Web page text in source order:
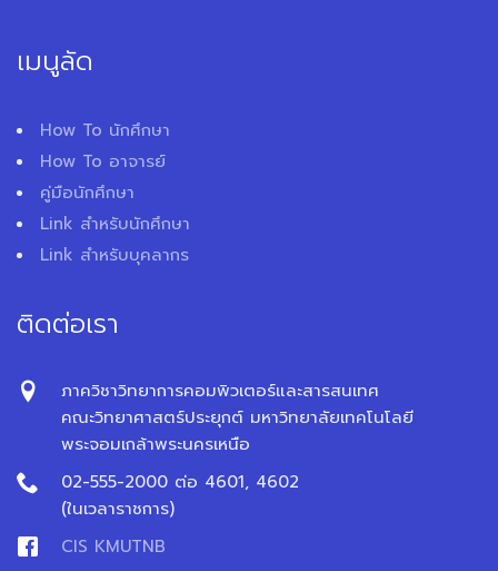
เมนูลัด
How To นักศึกษา
How To อาจารย์
คู่มือนักศึกษา
Link สำหรับนักศึกษา
Link สำหรับบุคลากร
ติดต่อเรา
ภาควิชาวิทยาการคอมพิวเตอร์และสารสนเทศ
คณะวิทยาศาสตร์ประยุกต์ มหาวิทยาลัยเทคโนโลยี
พระจอมเกล้าพระนครเหนือ
02-555-2000 ต่อ 4601, 4602
(ในเวลาราชการ)
CIS KMUTNB